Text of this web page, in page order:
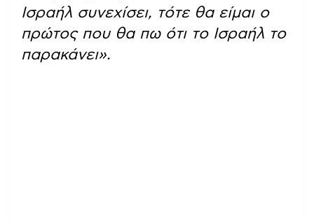
Ισραήλ συνεχίσει, τότε θα είμαι ο
πρώτος που θα πω ότι το Ισραήλ το
παρακάνει».